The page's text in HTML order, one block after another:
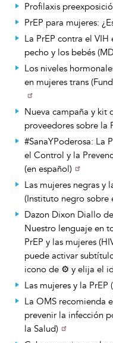
Profilaxis
PrEP para mujeres:
La PrEP contra el
pecho y los bebés
Los niveles
en mujeres trans
Nueva campaña y kit
proveedores sobre la
#SanaYPoderosa: La
el Control y la
(en español)
Las mujeres negras y
(Instituto negro sobre
Dazon Dixon Diallo
Nuestro lenguaje en
PrEP y las mujeres
puede activar
icono de ⚙️ y elija el
Las mujeres y la
La OMS recomienda
prevenir la infección
la Salud)